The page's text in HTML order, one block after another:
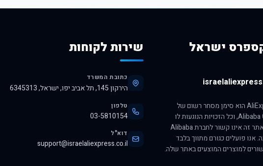
ישראל
הסימן AliExpress הוא סימן מסחר רשום של
חברת Alibaba Group, וכל הזכויות הנוגעות לו
שמורות לה. אתר זה אינו קשור לחברת Alibaba
אנו פועלים כגורם מתווך בלבד
למוצרים המוצעים באתר שלה.
שירות לקוחות
כתובת המשרד
הירקון 145, תל אביב יפו, ישראל, 6345313
טלפון
03-5810154
דוא"ל
support@israelaliexpress.co.il